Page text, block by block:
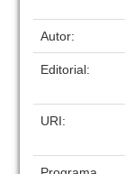
Autor:
Editorial:
URI: